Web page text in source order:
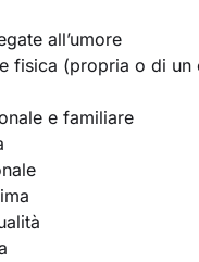
all’umore
fisica (propria o di un
e familiare